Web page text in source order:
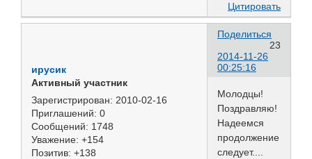
Цитировать
Поделиться
23
2014-11-26
00:25:16
ирусик
Активный участник
Зарегистрирован: 2010-02-16
Приглашений: 0
Сообщений: 1748
Уважение: +154
Позитив: +138
Молодцы!
Поздравляю!
Надеемся
продолжение
следует....